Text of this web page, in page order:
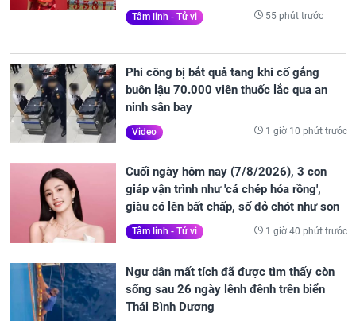
Tâm linh - Tử vi 55 phút trước
Phi công bị bắt quả tang khi cố gắng
buôn lậu 70.000 viên thuốc lắc qua an
ninh sân bay
Video 1 giờ 10 phút trước
Cuối ngày hôm nay (7/8/2026), 3 con
giáp vận trình như 'cá chép hóa rồng',
giàu có lên bất chấp, số đỏ chót như son
Tâm linh - Tử vi 1 giờ 40 phút trước
Ngư dân mất tích đã được tìm thấy còn
sống sau 26 ngày lênh đênh trên biển
Thái Bình Dương